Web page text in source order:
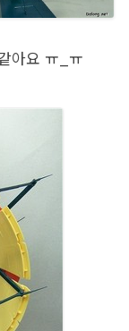
아요 ㅠ_ㅠ